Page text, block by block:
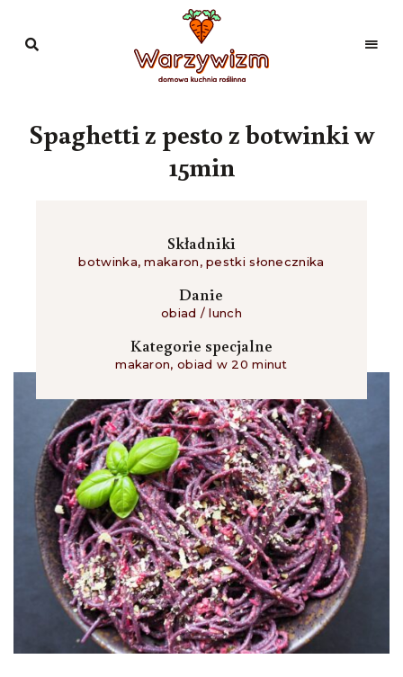
Domowa
Spaghetti z pesto z botwinki w
15min
Składniki
botwinka,makaron,pestki słonecznika
Danie
obiad / lunch
Kategorie specjalne
makaron, obiad w 20 minut